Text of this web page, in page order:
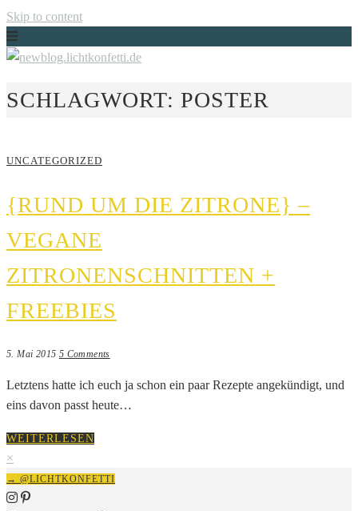
Skip to content
NEWBLOG.LICHTKONFETTI.DE
Just another WordPress site
SCHLAGWORT: POSTER
UNCATEGORIZED
{RUND UM DIE ZITRONE} –
VEGANE
ZITRONENSCHNITTEN +
FREEBIES
5. Mai 2015 5 Comments
Letztens hatte ich euch ja schon ein paar Rezepte angekündigt, und
eins davon passt heute…
WEITERLESEN
×
→ @LICHTKONFETTI